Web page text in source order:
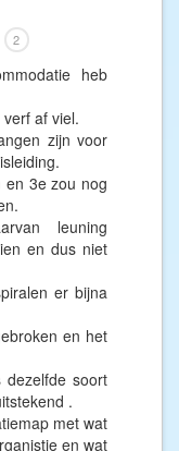
2
heb
af viel.
zijn voor
3e zou nog
leuning
en dus niet
er bijna
en het
soort
.
met wat
en wat